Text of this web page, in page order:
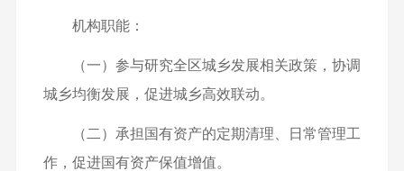
机构职能：
（一）参与研究全区城乡发展相关政策，协调
城乡均衡发展，促进城乡高效联动。
（二）承担国有资产的定期清理、日常管理工
作，促进国有资产保值增值。